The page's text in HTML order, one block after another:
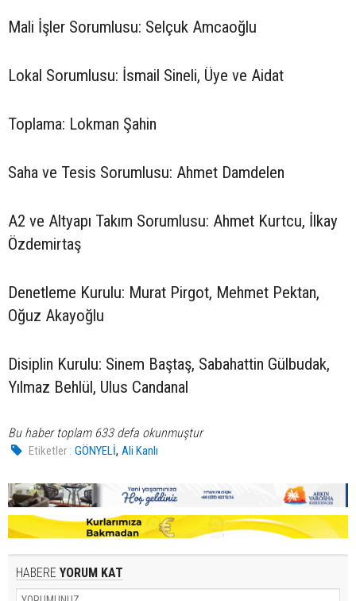
Mali İşler Sorumlusu: Selçuk Amcaoğlu
Lokal Sorumlusu: İsmail Sineli, Üye ve Aidat
Toplama: Lokman Şahin
Saha ve Tesis Sorumlusu: Ahmet Damdelen
A2 ve Altyapı Takım Sorumlusu: Ahmet Kurtcu, İlkay
Özdemirtaş
Denetleme Kurulu: Murat Pirgot, Mehmet Pektan,
Oğuz Akayoğlu
Disiplin Kurulu: Sinem Baştaş, Sabahattin Gülbudak,
Yılmaz Behlül, Ulus Candanal
Bu haber toplam 633 defa okunmuştur
Etiketler : GÖNYELİ,Ali Kanlı
HABERE YORUM KAT